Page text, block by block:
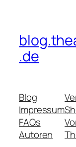
.de
Blog
Impressum
FAQs
Autoren